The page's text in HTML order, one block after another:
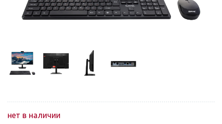
нет в наличии